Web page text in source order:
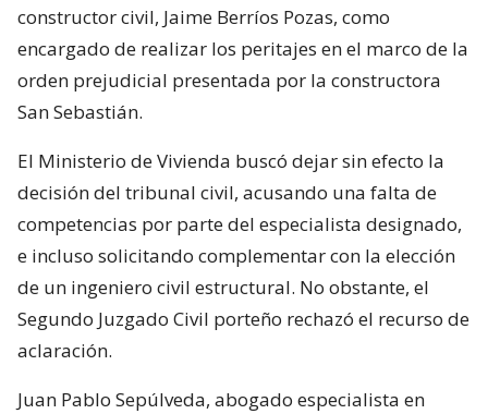
constructor civil, Jaime Berríos Pozas, como
encargado de realizar los peritajes en el marco de la
orden prejudicial presentada por la constructora
San Sebastián.
El Ministerio de Vivienda buscó dejar sin efecto la
decisión del tribunal civil, acusando una falta de
competencias por parte del especialista designado,
e incluso solicitando complementar con la elección
de un ingeniero civil estructural. No obstante, el
Segundo Juzgado Civil porteño rechazó el recurso de
aclaración.
Juan Pablo Sepúlveda, abogado especialista en